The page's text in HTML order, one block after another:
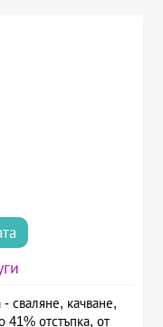
сваляне, качване,
отстъпка, от